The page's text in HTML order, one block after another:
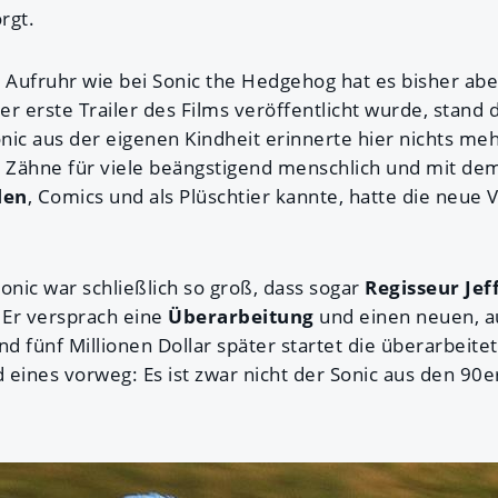
wie bei Sonic the Hedgehog hat es bisher
erste Trailer des Films veröffentlicht wurde, stand
aus der eigenen Kindheit erinnerte hier nichts
für viele beängstigend menschlich und mit
, Comics und als Plüschtier kannte, hatte die neue
war schließlich so groß, dass sogar Regisseur
versprach eine Überarbeitung und einen neuen,
fünf Millionen Dollar später startet die
eines vorweg: Es ist zwar nicht der Sonic aus den